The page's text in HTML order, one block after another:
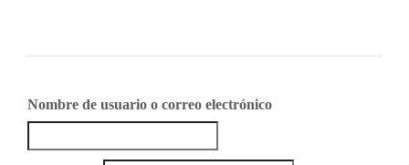
Nombre de usuario o correo electrónico